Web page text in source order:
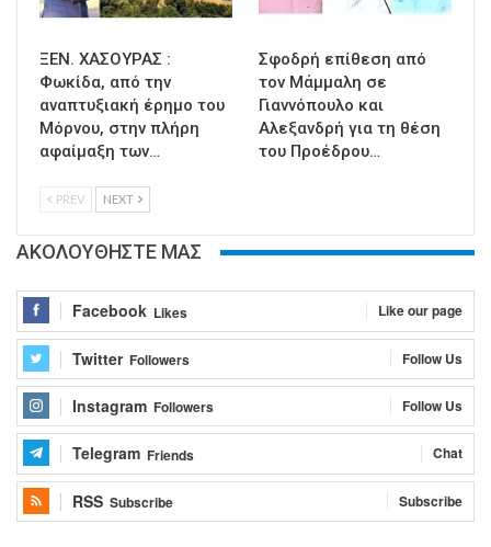
ΞΕΝ. ΧΑΣΟΥΡΑΣ :
Φωκίδα, από την
αναπτυξιακή έρημο του
Μόρνου, στην πλήρη
αφαίμαξη των…
Σφοδρή επίθεση από
τον Μάμμαλη σε
Γιαννόπουλο και
Αλεξανδρή για τη θέση
του Προέδρου…
PREV NEXT
ΑΚΟΛΟΥΘΗΣΤΕ ΜΑΣ
Facebook Likes Like our page
Twitter Followers Follow Us
Instagram Followers Follow Us
Telegram Friends Chat
RSS Subscribe Subscribe